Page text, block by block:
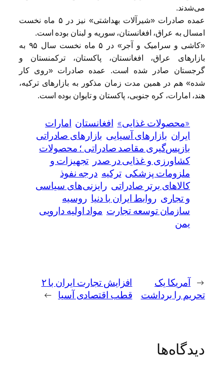
می‌شدند.
عمده صادرات «شیرآلات بهداشتی» نیز در ۵ ماه نخست
امسال به عراق، افغانستان، سوریه و لبنان بوده است.
«کاشی و سرامیک و آجر» در ۵ ماه نخست سال ۹۵ به
بازارهای عراق، افغانستان، پاکستان، ترکمنستان و
گرجستان صادر شده است. عمده صادرات «روی کار
شده» هم در همین مدت زمان مذکور به بازارهای ترکیه،
هند، امارات، کره جنوبی، پاکستان و تایوان بوده است.
«محصولات غذایی» افغانستان امارات
ایران بازارهای آسیایی بازارهای صادراتی
بازپس‌گیری مقاصد صادراتی ؛ محصولات
کشاورزی و غذایی در صدر تجهیزات و
ملزومات پزشکی ترکیه درجه نفوذ
کالاهای برتر صادراتی رایزنی‌های سیاسی
و تجاری روابط ایران با دنیا روسیه
سازمان توسعه تجارت مواد اولیه دارویی
یمن
← آمریکا یک
تحریم را برداشت
افزایش تجارت ایران با ۲
قطب اقتصادی آسیا →
دیدگاه‌ها